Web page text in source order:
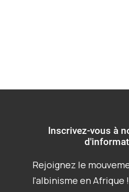
Inscrivez-vous à
Rejoignez le
l'albinisme en Afrique !